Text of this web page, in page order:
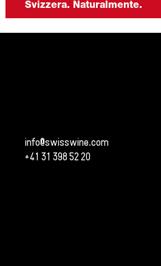
Svizzera. Naturalmente.
info@swisswine.com
+41 31 398 52 20